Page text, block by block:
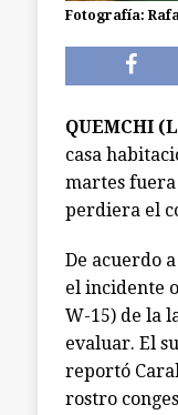
Fotografía:
QUEMCHI
casa
martes
perdiera el
De acuerdo
el incidente
W-15) de la
evaluar. El
reportó
rostro